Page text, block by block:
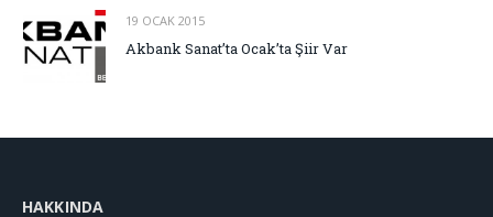
19 OCAK 2015
Akbank Sanat’ta Ocak’ta Şiir Var
HAKKINDA